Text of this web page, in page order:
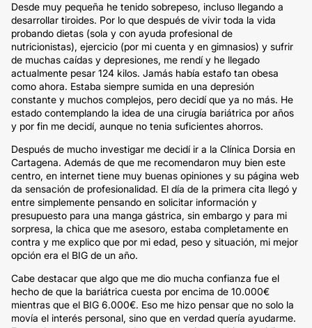
Desde muy pequeña he tenido sobrepeso, incluso llegando a
desarrollar tiroides. Por lo que después de vivir toda la vida
probando dietas (sola y con ayuda profesional de
nutricionistas), ejercicio (por mi cuenta y en gimnasios) y sufrir
de muchas caídas y depresiones, me rendí y he llegado
actualmente pesar 124 kilos. Jamás había estafo tan obesa
como ahora. Estaba siempre sumida en una depresión
constante y muchos complejos, pero decidí que ya no más. He
estado contemplando la idea de una cirugía bariátrica por años
y por fin me decidí, aunque no tenia suficientes ahorros.
Después de mucho investigar me decidí ir a la Clínica Dorsia en
Cartagena. Además de que me recomendaron muy bien este
centro, en internet tiene muy buenas opiniones y su página web
da sensación de profesionalidad. El día de la primera cita llegó y
entre simplemente pensando en solicitar información y
presupuesto para una manga gástrica, sin embargo y para mi
sorpresa, la chica que me asesoro, estaba completamente en
contra y me explico que por mi edad, peso y situación, mi mejor
opción era el BIG de un año.
Cabe destacar que algo que me dio mucha confianza fue el
hecho de que la bariátrica cuesta por encima de 10.000€
mientras que el BIG 6.000€. Eso me hizo pensar que no solo la
movía el interés personal, sino que en verdad quería ayudarme.